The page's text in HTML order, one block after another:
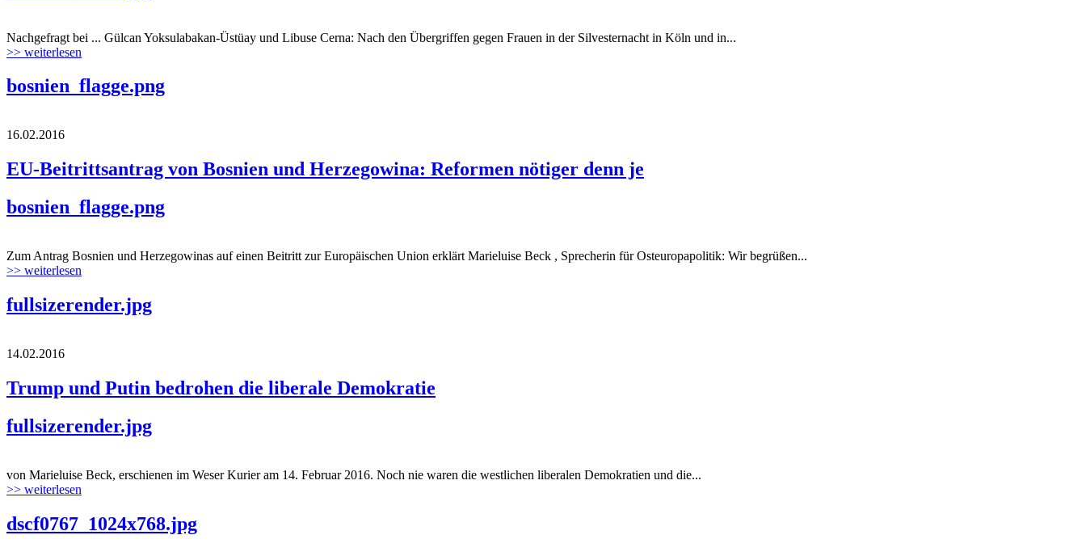
Nachgefragt bei ... Gülcan Yoksulabakan-Üstüay und Libuse Cerna: Nach den Übergriffen gegen Frauen in der Silvesternacht in Köln und in...
>> weiterlesen
bosnien_flagge.png
16.02.2016
EU-Beitrittsantrag von Bosnien und Herzegowina: Reformen nötiger denn je
bosnien_flagge.png
Zum Antrag Bosnien und Herzegowinas auf einen Beitritt zur Europäischen Union erklärt Marieluise Beck , Sprecherin für Osteuropapolitik: Wir begrüßen...
>> weiterlesen
fullsizerender.jpg
14.02.2016
Trump und Putin bedrohen die liberale Demokratie
fullsizerender.jpg
von Marieluise Beck, erschienen im Weser Kurier am 14. Februar 2016. Noch nie waren die westlichen liberalen Demokratien und die...
>> weiterlesen
dscf0767_1024x768.jpg